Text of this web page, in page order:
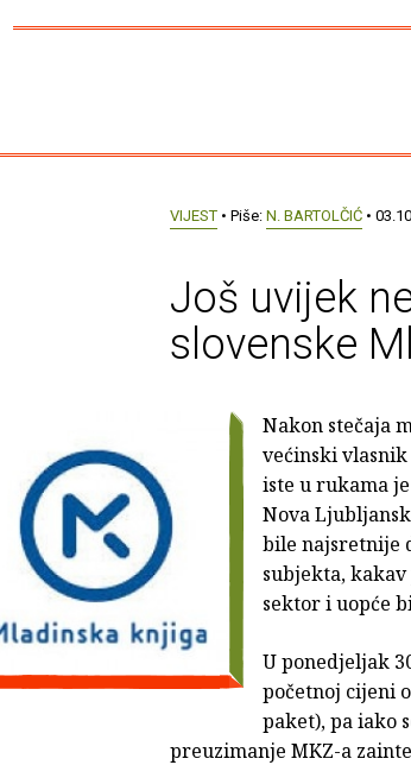
VIJEST • Piše: N. BARTOLČIĆ •
Još uvijek
slovenske
Nakon stečaja
većinski
iste u rukama
Nova
bile najsretnije
subjekta,
sektor i uopće
U ponedjeljak
početnoj cijeni
paket), pa iako
preuzimanje MKZ-a